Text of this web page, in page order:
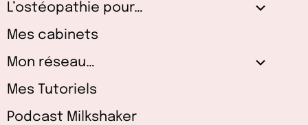
L’ostéopathie pour…
Mes cabinets
Mon réseau…
Mes Tutoriels
Podcast Milkshaker